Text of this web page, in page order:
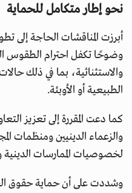
نحو إطار متكامل للحماية
أبرزت المناقشات الحاجة إلى
وضوحًا تكفل احترام الطقوس
والاستثنائية، بما في ذلك
الطبيعية أو الأوبئة.
كما دعت المقررة إلى تعزيز
والزعماء الدينيين ومنظمات
لخصوصيات الممارسات الدينية
وشددت على أن حماية حقوق